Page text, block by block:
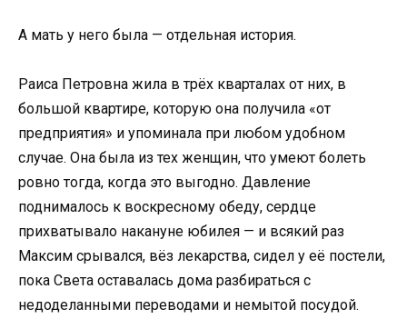
А мать у него была — отдельная история.
Раиса Петровна жила в трёх кварталах от них, в
большой квартире, которую она получила «от
предприятия» и упоминала при любом удобном
случае. Она была из тех женщин, что умеют болеть
ровно тогда, когда это выгодно. Давление
поднималось к воскресному обеду, сердце
прихватывало накануне юбилея — и всякий раз
Максим срывался, вёз лекарства, сидел у её постели,
пока Света оставалась дома разбираться с
недоделанными переводами и немытой посудой.